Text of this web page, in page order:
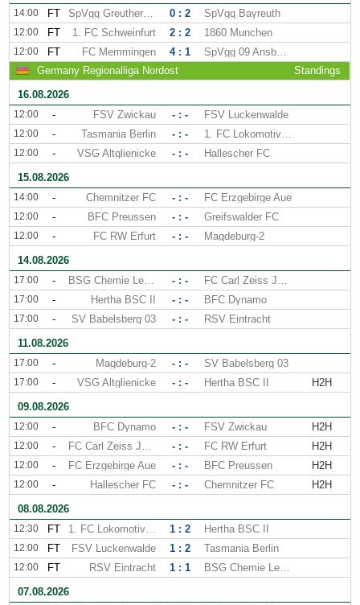
14:00 FT SpVgg Greuther Furth II 0 : 2 SpVgg Bayreuth
12:00 FT 1. FC Schweinfurt 2 : 2 1860 Munchen
12:00 FT FC Memmingen 4 : 1
SpVgg 09 Ansbach
Germany Regionalliga Nordost
Standings
16.08.2026
12:00 - FSV Zwickau - : - FSV Luckenwalde
12:00 - Tasmania Berlin - : - 1. FC Lokomotive Leipzig
12:00 - VSG Altglienicke - : -
Hallescher FC
15.08.2026
14:00 - Chemnitzer FC - : - FC Erzgebirge Aue
12:00 - BFC Preussen - : - Greifswalder FC
12:00 - FC RW Erfurt - : -
Magdeburg-2
14.08.2026
17:00 - BSG Chemie Leipzig - : - FC Carl Zeiss Jena
17:00 - Hertha BSC II - : - BFC Dynamo
17:00 - SV Babelsberg 03 - : -
RSV Eintracht
11.08.2026
17:00 - Magdeburg-2 - : - SV Babelsberg 03
17:00 - VSG Altglienicke - : - Hertha BSC II
H2H
09.08.2026
12:00 - BFC Dynamo - : - FSV Zwickau H2H
12:00 - FC Carl Zeiss Jena - : - FC RW Erfurt H2H
12:00 - FC Erzgebirge Aue - : - BFC Preussen H2H
12:00 - Hallescher FC - : - Chemnitzer FC
H2H
08.08.2026
12:30 FT 1. FC Lokomotive Leipzig 1 : 2 Hertha BSC II
12:00 FT FSV Luckenwalde 1 : 2 Tasmania Berlin
12:00 FT RSV Eintracht 1 : 1
BSG Chemie Leipzig
07.08.2026